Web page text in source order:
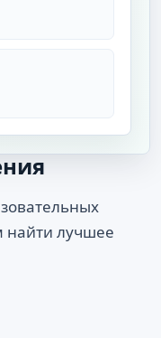
найти лучшее